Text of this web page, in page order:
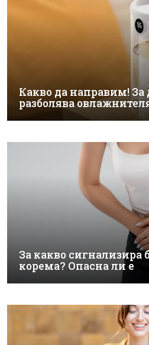
Какво да направим! За
разболява
За какво сигнализира
корема? Опасна ли е